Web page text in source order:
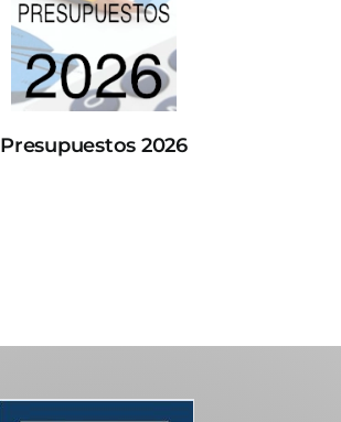
Presupuestos 2026